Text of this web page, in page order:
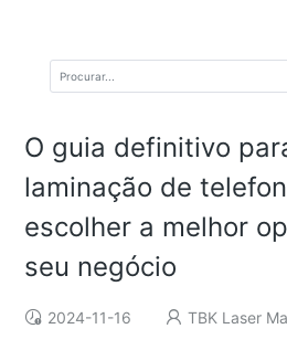
O guia definitivo
laminação de
escolher a melhor
seu negócio
2024-11-16 TBK Laser